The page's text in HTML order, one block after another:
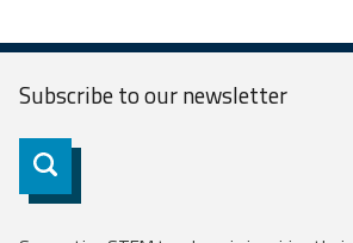
Subscribe to ournewsletter
Subscribe